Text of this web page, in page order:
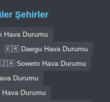
Şehirler
Durumu
🇰🇷 Daegu Hava Durumu
🇿🇦 Soweto Hava Durumu
Durumu
Durumu